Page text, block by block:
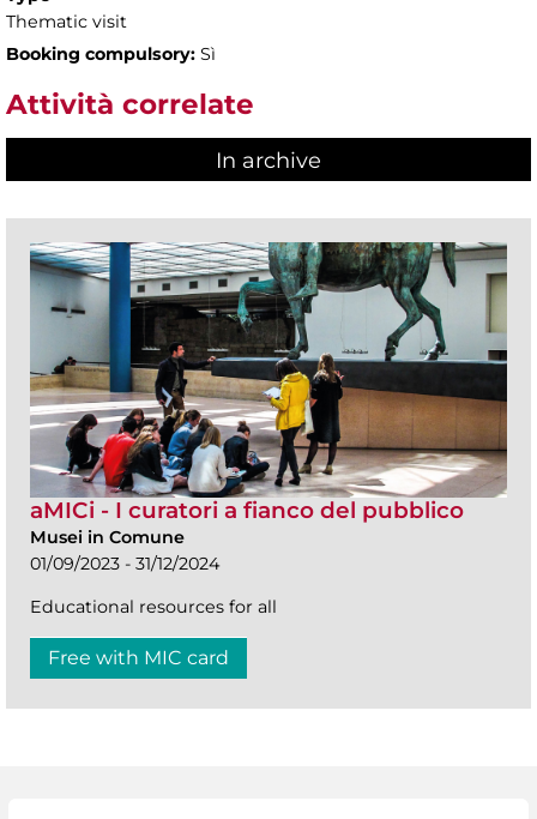
Thematic visit
Booking compulsory: Sì
Attività correlate
In archive
aMICi - I curatori a fianco del pubblico
Musei in Comune
01/09/2023 - 31/12/2024
Educational resources for all
Free with MIC card